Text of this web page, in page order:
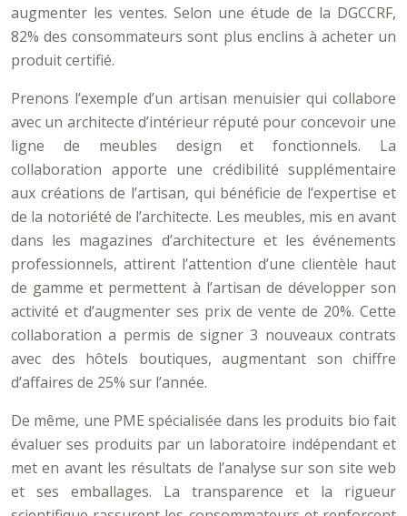
augmenter les ventes. Selon une étude de la DGCCRF,
82% des consommateurs sont plus enclins à acheter un
produit certifié.
Prenons l’exemple d’un artisan menuisier qui collabore
avec un architecte d’intérieur réputé pour concevoir une
ligne de meubles design et fonctionnels. La
collaboration apporte une crédibilité supplémentaire
aux créations de l’artisan, qui bénéficie de l’expertise et
de la notoriété de l’architecte. Les meubles, mis en avant
dans les magazines d’architecture et les événements
professionnels, attirent l’attention d’une clientèle haut
de gamme et permettent à l’artisan de développer son
activité et d’augmenter ses prix de vente de 20%. Cette
collaboration a permis de signer 3 nouveaux contrats
avec des hôtels boutiques, augmentant son chiffre
d’affaires de 25% sur l’année.
De même, une PME spécialisée dans les produits bio fait
évaluer ses produits par un laboratoire indépendant et
met en avant les résultats de l’analyse sur son site web
et ses emballages. La transparence et la rigueur